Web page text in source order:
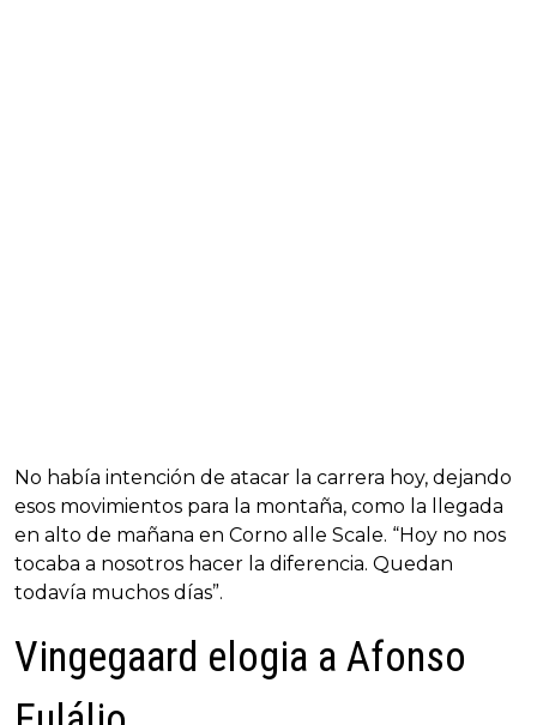
No había intención de atacar la carrera hoy, dejando
esos movimientos para la montaña, como la llegada
en alto de mañana en Corno alle Scale. “Hoy no nos
tocaba a nosotros hacer la diferencia. Quedan
todavía muchos días”.
Vingegaard elogia a Afonso